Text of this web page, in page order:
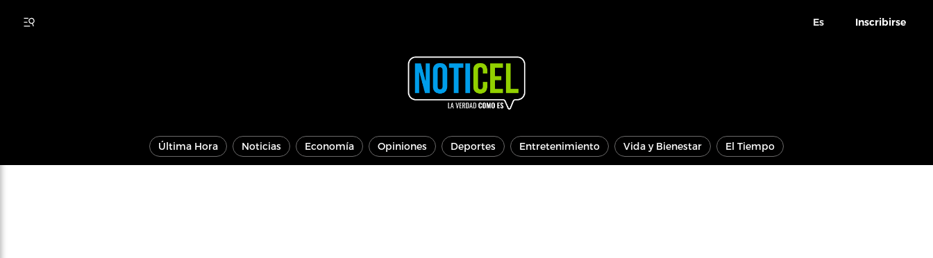
Es Inscribirse
Última Hora Noticias Economía Opiniones Deportes Entretenimiento Vida y Bienestar El Tiempo